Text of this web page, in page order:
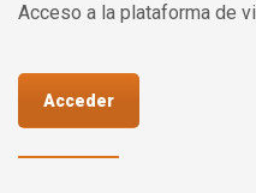
Acceso a la plataforma de
Acceder